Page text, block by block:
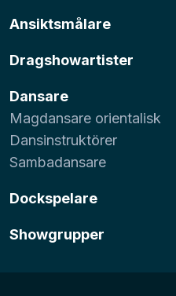
Ansiktsmålare
Dragshowartister
Dansare
Magdansare orientalisk
Dansinstruktörer
Sambadansare
Dockspelare
Showgrupper